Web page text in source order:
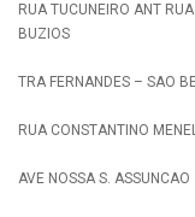
RUA TUCUNEIRO ANT
BUZIOS
TRA FERNANDES – SAO
RUA CONSTANTINO
AVE NOSSA S.